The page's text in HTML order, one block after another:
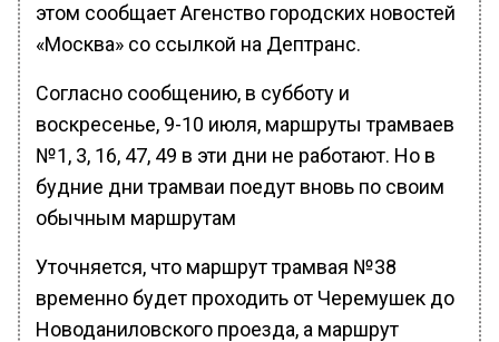
этом сообщает Агенство городских новостей
«Москва» со ссылкой на Дептранс.
Согласно сообщению, в субботу и
воскресенье, 9-10 июля, маршруты трамваев
№1, 3, 16, 47, 49 в эти дни не работают. Но в
будние дни трамваи поедут вновь по своим
обычным маршрутам
Уточняется, что маршрут трамвая №38
временно будет проходить от Черемушек до
Новоданиловского проезда, а маршрут